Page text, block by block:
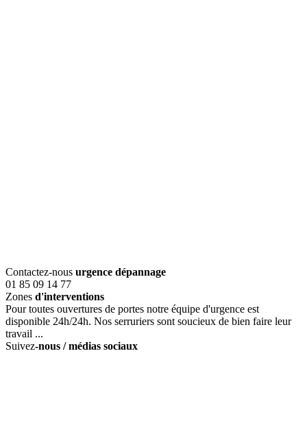
Contactez-nous urgence dépannage
01 85 09 14 77
Zones d'interventions
Pour toutes ouvertures de portes notre équipe d'urgence est
disponible 24h/24h. Nos serruriers sont soucieux de bien faire leur
travail ...
Suivez-nous / médias sociaux